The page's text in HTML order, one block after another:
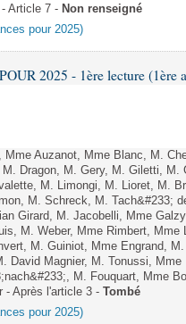
Article 7 - Non renseigné
pour 2025)
2025 - 1ère lecture (1ère
Auzanot, Mme Blanc, M.
M. Dragon, M. Gery, M. Giletti,
M. Limongi, M. Lioret, M.
M. Schreck, M. Tach&#233;
Girard, M. Jacobelli, Mme
M. Weber, Mme Rimbert,
M. Guiniot, Mme Engrand,
David Magnier, M. Tonussi,
M. Fouquart, Mme
- Après l'article 3 - Tombé
pour 2025)